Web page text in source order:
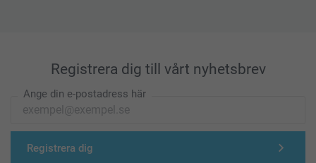
Registrera dig till vårt nyhetsbrev
Ange din e-postadress här
Registrera dig